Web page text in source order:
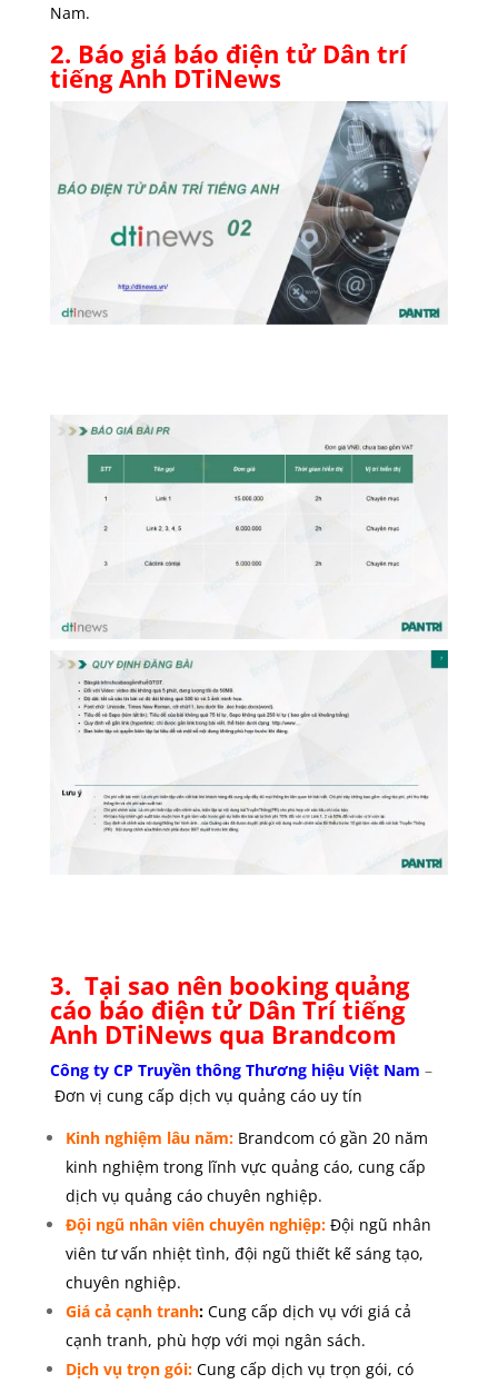
Nam.
2. Báo giá báo điện tử Dân trí
tiếng Anh DTiNews
3. Tại sao nên booking quảng
cáo báo điện tử Dân Trí tiếng
Anh DTiNews qua Brandcom
Công ty CP Truyền thông Thương hiệu Việt Nam –
Đơn vị cung cấp dịch vụ quảng cáo uy tín
Kinh nghiệm lâu năm:Brandcom có gần 20 năm
kinh nghiệm trong lĩnh vực quảng cáo, cung cấp
dịch vụ quảng cáo chuyên nghiệp.
Đội ngũ nhân viên chuyên nghiệp:Đội ngũ nhân
viên tư vấn nhiệt tình, đội ngũ thiết kế sáng tạo,
chuyên nghiệp.
Giá cả cạnh tranh:Cung cấp dịch vụ với giá cả
cạnh tranh, phù hợp với mọi ngân sách.
Dịch vụ trọn gói:Cung cấp dịch vụ trọn gói, có